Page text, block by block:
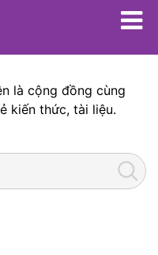
là cộng đồng cùng
kiến thức, tài liệu.